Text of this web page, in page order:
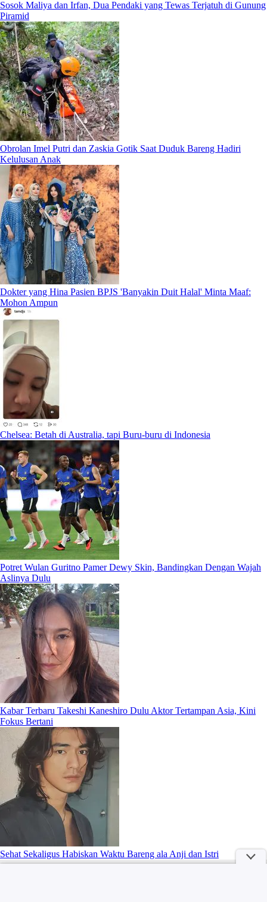
Sosok Maliya dan Irfan, Dua Pendaki yang Tewas Terjatuh di Gunung
Piramid
Obrolan Imel Putri dan Zaskia Gotik Saat Duduk Bareng Hadiri
Kelulusan Anak
Dokter yang Hina Pasien BPJS 'Banyakin Duit Halal' Minta Maaf:
Mohon Ampun
Chelsea: Betah di Australia, tapi Buru-buru di Indonesia
Potret Wulan Guritno Pamer Dewy Skin, Bandingkan Dengan Wajah
Aslinya Dulu
Kabar Terbaru Takeshi Kaneshiro Dulu Aktor Tertampan Asia, Kini
Fokus Bertani
Sehat Sekaligus Habiskan Waktu Bareng ala Anji dan Istri